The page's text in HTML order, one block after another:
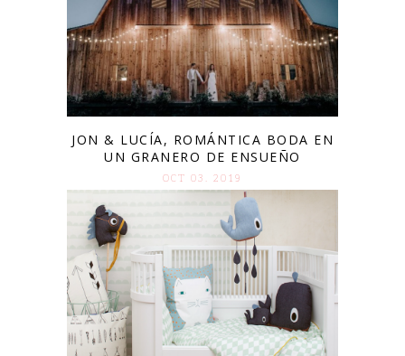
JON & LUCÍA, ROMÁNTICA BODA EN
UN GRANERO DE ENSUEÑO
OCT 03. 2019